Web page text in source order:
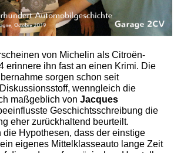
von Michelin als Citroën-
erinnere ihn fast an einen Krimi. Die
sorgen schon seit
wenngleich die
maßgeblich von Jacques
Geschichtsschreibung die
eher zurückhaltend beurteilt.
die Hypothesen, dass der einstige
eigenes Mittelklasseauto lange Zeit